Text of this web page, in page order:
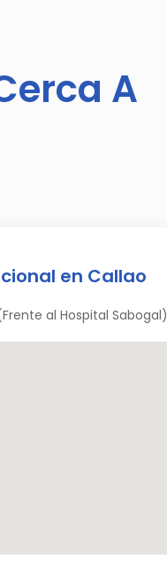
A
en Callao
al Hospital Sabogal)